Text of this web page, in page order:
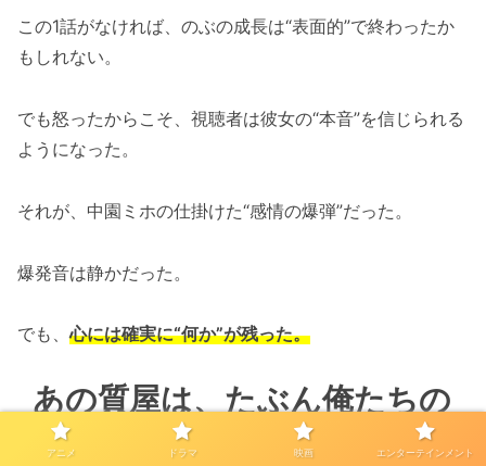
この1話がなければ、のぶの成長は“表面的”で終わったか
もしれない。
でも怒ったからこそ、視聴者は彼女の“本音”を信じられる
ようになった。
それが、中園ミホの仕掛けた“感情の爆弾”だった。
爆発音は静かだった。
でも、心には確実に“何か”が残った。
あの質屋は、たぶん俺たちの
職場にもいる
アニメ ドラマ 映画 エンターテインメント